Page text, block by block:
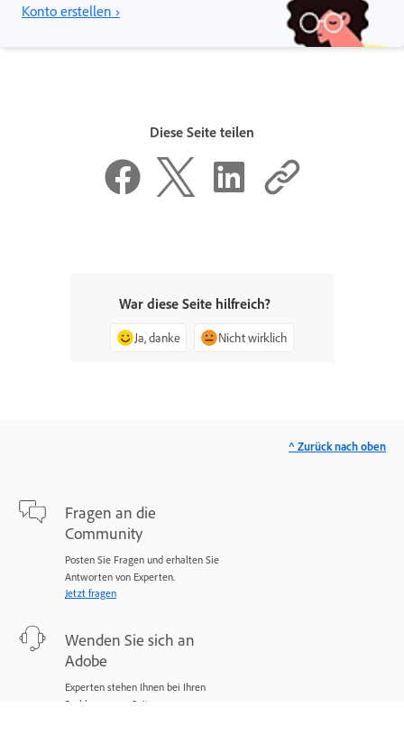
Konto erstellen ›
Diese Seite teilen
War diese Seite hilfreich?
Ja, danke Nicht wirklich
Fragen an die
Community
Posten Sie Fragen und erhalten Sie
Antworten von Experten.
Jetzt fragen
Wenden Sie sich an
Adobe
Experten stehen Ihnen bei Ihren
Problemen zur Seite.
^ Zurück nach oben